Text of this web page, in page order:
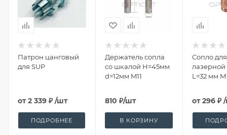
Патрон цанговый
для SUP
от2 339 ₽ /шт
ПОДРОБНЕЕ
Держатель сопла
со шкалой H=45мм
d=12мм M11
810 ₽/шт
В КОРЗИНУ
Сопло для
лазерной
L=32 мм
от296 ₽